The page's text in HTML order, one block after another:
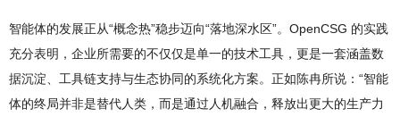
智能体的发展正从“概念热”稳步迈向“落地深水区”。OpenCSG 的实践
充分表明，企业所需要的不仅仅是单一的技术工具，更是一套涵盖数
据沉淀、工具链支持与生态协同的系统化方案。正如陈冉所说：“智能
体的终局并非是替代人类，而是通过人机融合，释放出更大的生产力